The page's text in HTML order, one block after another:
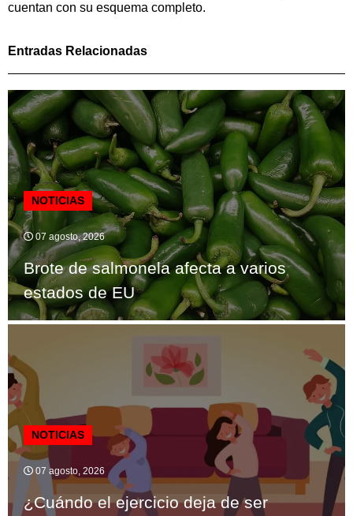
cuentan con su esquema completo.
Entradas Relacionadas
NOTICIAS
07 agosto, 2026
Brote de salmonela afecta a varios
estados de EU
NOTICIAS
07 agosto, 2026
¿Cuándo el ejercicio deja de ser